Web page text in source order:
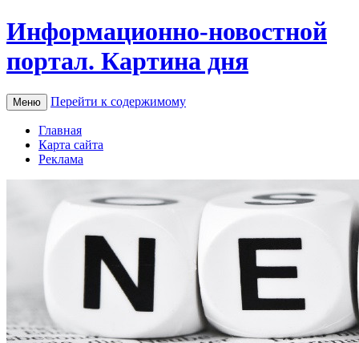
Информационно-новостной
портал. Картина дня
Меню Перейти к содержимому
Главная
Карта сайта
Реклама